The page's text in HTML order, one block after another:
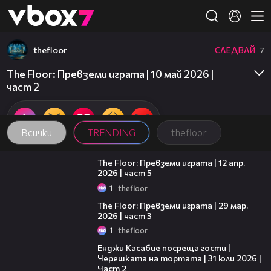
👾
Всички TRENDING thefloor
thefloor СЛЕДВАЙ 7
The Floor: Превземи играта | 10 май 2026 |
част 2
20:24
The Floor: Превземи играта | 12 апр.
2026 | част 5
1 thefloor
The Floor: Превземи играта | 29 мар.
2026 | част 3
1 thefloor
Енджи Касабие посреща гости |
Черешката на тортата | 31 юли 2026 |
Част 2